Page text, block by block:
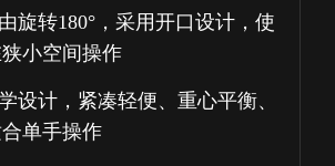
旋转180°，采用开口设计，使
小空间操作
设计，紧凑轻便、重心平衡、
单手操作